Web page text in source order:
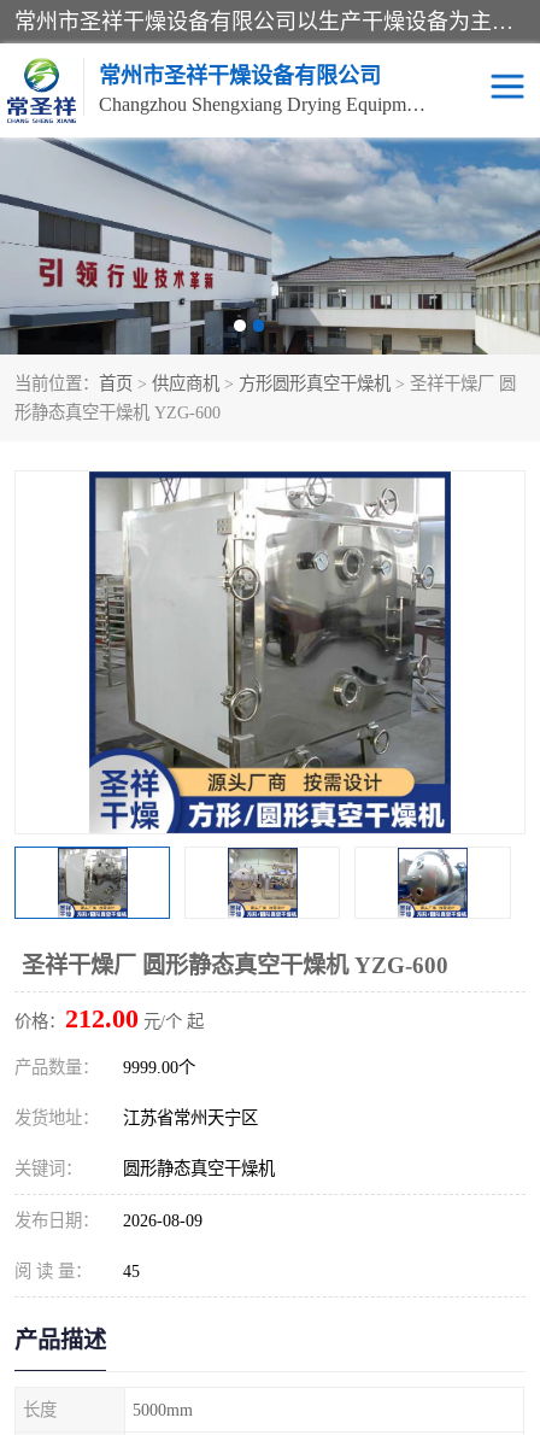
常州市圣祥干燥设备有限公司以生产干燥设备为主导产品，提供：干燥设备、干燥机、混合机、气流干燥机、烘箱、热风循环烘箱、沸腾干燥机、烘干机、喷雾干燥机等产品的生产、制造与销售服务。
常州市圣祥干燥设备有限公司
Changzhou Shengxiang Drying Equipment Co. , Ltd.
当前位置： 首页 > 供应商机 > 方形圆形真空干燥机 > 圣祥干燥厂 圆
形静态真空干燥机 YZG-600
圣祥干燥厂 圆形静态真空干燥机 YZG-600
价格： 212.00 元/个 起
产品数量： 9999.00个
发货地址： 江苏省常州天宁区
关键词： 圆形静态真空干燥机
发布日期： 2026-08-09
阅 读 量： 45
产品描述
长度 5000mm
单锥真空干燥机 双锥真空干燥机
气流干燥机 滚筒刮板干燥机
干燥机 闪蒸干燥机
桨叶干燥机 高速混合机
粗粉碎机 带式干燥机
单锥螺带真空干燥机 沸腾干燥机
方形圆形真空干燥机 真空耙式干燥机
热风循环烘箱 喷雾干燥机
振动流化床干燥机 盘式干燥机